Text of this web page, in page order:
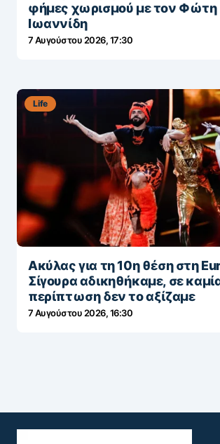
φήμες χωρισμού με τον Φώτη
Ιωαννίδη
7 Αυγούστου 2026, 17:30
Life
Ακύλας για τη 10η θέση στη
Σίγουρα αδικηθήκαμε, σε
περίπτωση δεν το αξίζαμε
7 Αυγούστου 2026, 16:30